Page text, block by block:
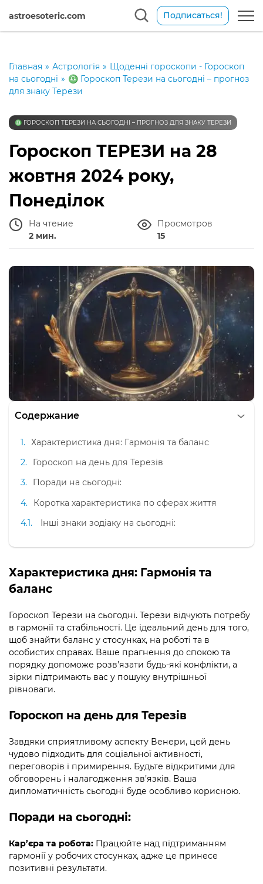
astroesoteric.com Подписаться!
Главная » Астрологія » Щоденні гороскопи - Гороскоп
на сьогодні » ♎️ Гороскоп Терези на сьогодні – прогноз
для знаку Терези
♎️ ГОРОСКОП ТЕРЕЗИ НА СЬОГОДНІ – ПРОГНОЗ ДЛЯ ЗНАКУ ТЕРЕЗИ
Гороскоп ТЕРЕЗИ на 28
жовтня 2024 року,
Понеділок
На чтение
2 мин.
Просмотров
15
Содержание
Характеристика дня: Гармонія та баланс
Гороскоп на день для Терезів
Поради на сьогодні:
Коротка характеристика по сферах життя
Інші знаки зодіаку на сьогодні:
Характеристика дня: Гармонія та
баланс
Гороскоп Терези на сьогодні. Терези відчують потребу
в гармонії та стабільності. Це ідеальний день для того,
щоб знайти баланс у стосунках, на роботі та в
особистих справах. Ваше прагнення до спокою та
порядку допоможе розв’язати будь-які конфлікти, а
зірки підтримають вас у пошуку внутрішньої
рівноваги.
Гороскоп на день для Терезів
Завдяки сприятливому аспекту Венери, цей день
чудово підходить для соціальної активності,
переговорів і примирення. Будьте відкритими для
обговорень і налагодження зв’язків. Ваша
дипломатичність сьогодні буде особливо корисною.
Поради на сьогодні:
Кар’єра та робота: Працюйте над підтриманням
гармонії у робочих стосунках, адже це принесе
позитивні результати.